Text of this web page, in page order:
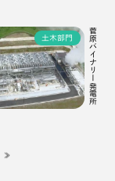
菅原バイナリー発電所
土木部門
≫